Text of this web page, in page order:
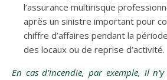
l’assurance multirisque
après un sinistre important pour
chiffre d’affaires pendant la
des locaux ou de reprise d’activité.
En cas d’incendie, par exemple, il